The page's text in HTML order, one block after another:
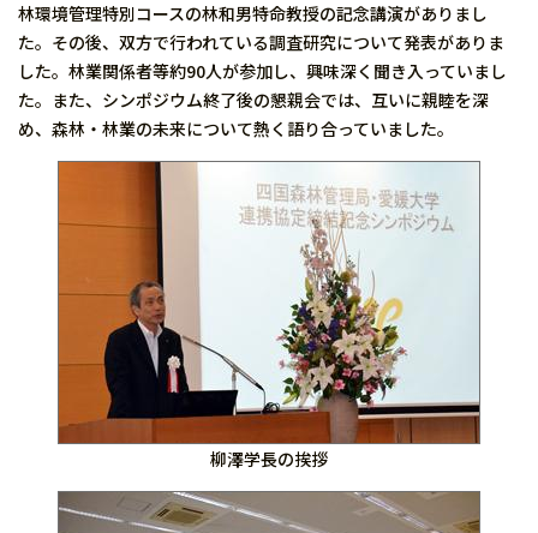
林環境管理特別コースの林和男特命教授の記念講演がありまし
た。その後、双方で行われている調査研究について発表がありま
した。林業関係者等約90人が参加し、興味深く聞き入っていまし
た。また、シンポジウム終了後の懇親会では、互いに親睦を深
め、森林・林業の未来について熱く語り合っていました。
柳澤学長の挨拶